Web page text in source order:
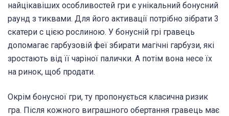
найцікавіших особливостей гри є унікальний бонусний
раунд з тиквами. Для його активації потрібно зібрати 3
скатери с цією рослиною. У бонусній грі гравець
допомагає гарбузовій феї збирати магічні гарбузи, які
зростають від її чаріної палички. А потім вона несе їх
на ринок, щоб продати.
Окрім бонусної гри, ту пропонується класична ризик
гра. Після кожного виграшного обертання гравець має